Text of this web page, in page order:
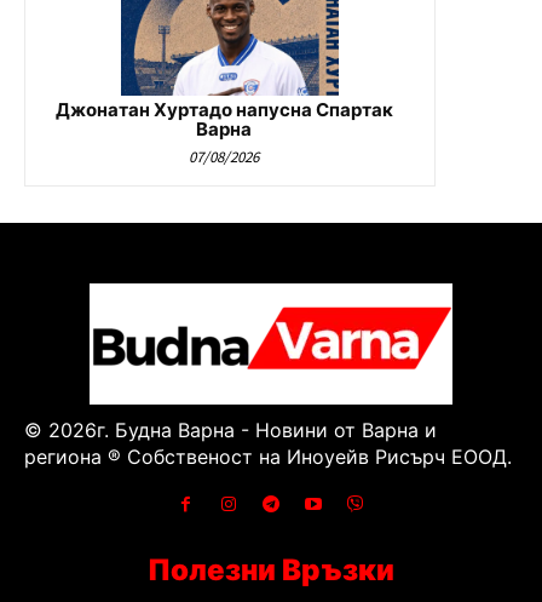
Джонатан Хуртадо напусна Спартак
Варна
07/08/2026
© 2026г. Будна Варна - Новини от Варна и
региона ® Собственост на Иноуейв Рисърч ЕООД.
Полезни Връзки